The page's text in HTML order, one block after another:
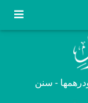
ودرهمها - سنن